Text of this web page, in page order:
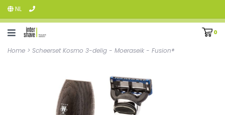
NL
0
Home > Scheerset Kosmo 3-delig - Moeraseik - Fusion®